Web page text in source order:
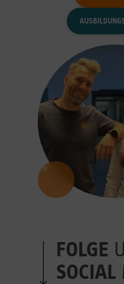
FOLGE